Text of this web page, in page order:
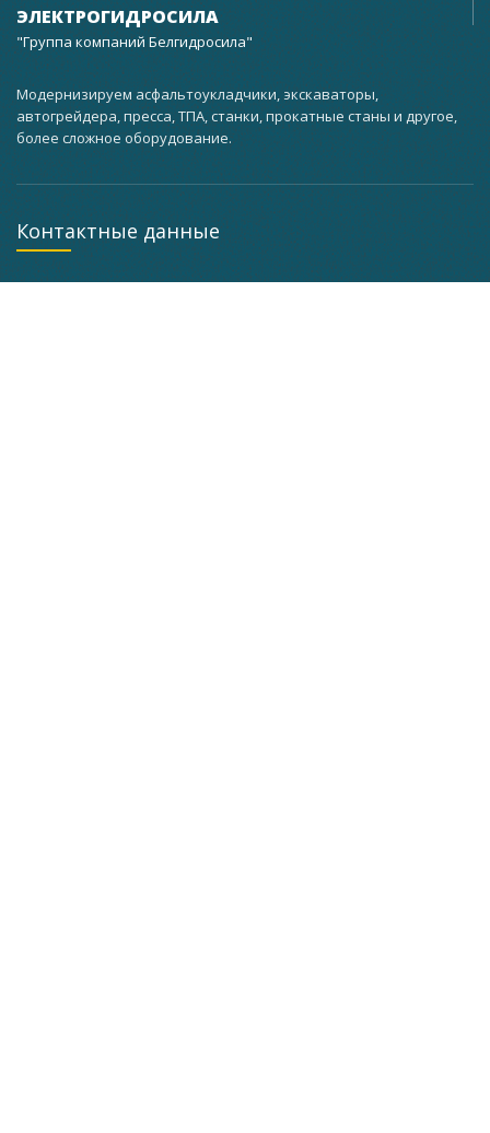
ЭЛЕКТРОГИДРОСИЛА
"Группа компаний Белгидросила"
Модернизируем асфальтоукладчики, экскаваторы,
автогрейдера, пресса, ТПА, станки, прокатные станы и другое,
более сложное оборудование.
Контактные данные